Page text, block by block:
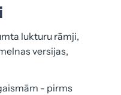
lukturu rāmji,
versijas,
- pirms